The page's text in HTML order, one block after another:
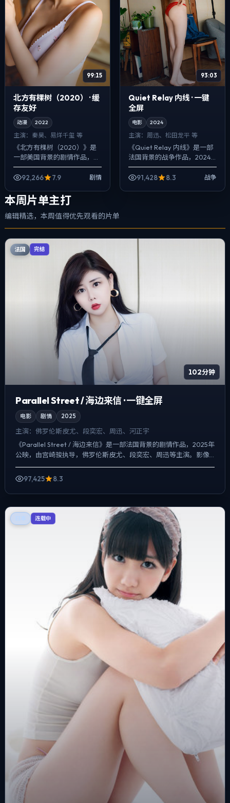
99:15
北方有棵树（2020） · 缓
存友好
动漫 2022
主演： 秦昊、易烊千玺 等
《北方有棵树（2020）》是
一部美国背景的剧情作品，
2022年公映，由奉俊昊执
导，秦昊、易烊千玺、金高银
现在拧成一股绳...
92,266 7.9 剧情
93:03
Quiet Relay 内线 · 一键
全屏
电影 2024
主演： 周迅、松田龙平 等
《Quiet Relay 内线》是一部
法国背景的战争作品，2024
年公映，由奉俊昊执导，周
迅、松田龙平、姜武等主演。
91,428 8.3 战争
本周片单主打
编辑精选，本周值得优先观看的片单
法国 完结
102分钟
Parallel Street / 海边来信 · 一键全屏
电影 剧情 2025
主演： 佛罗伦斯·皮尤、段奕宏、周迅、河正宇
《Parallel Street / 海边来信》是一部法国背景的剧情作品，2025年
公映，由宫崎骏执导，佛罗伦斯·皮尤、段奕宏、周迅等主演。影像
偏纪实质感，手持与固定机位交替出...
97,425
8.3
连载中